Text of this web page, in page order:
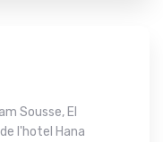
Sousse, El
l'hotel Hana